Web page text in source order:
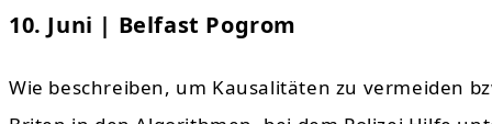
10. Juni | Belfast Pogrom
Wie beschreiben, um Kausalitäten zu vermeiden